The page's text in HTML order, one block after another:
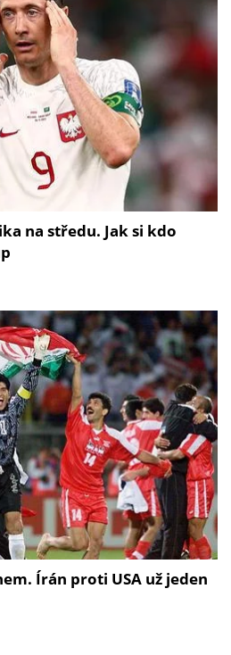
na středu. Jak si kdo
Írán proti USA už jeden